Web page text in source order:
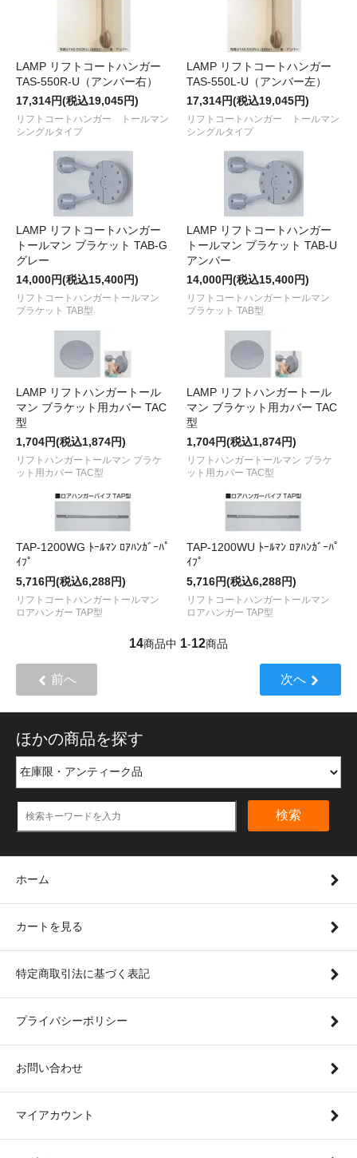
LAMP リフトコートハンガー
TAS-550R-U（アンバー右）
17,314円(税込19,045円)
リフトコートハンガー トールマン
シングルタイプ
LAMP リフトコートハンガー
TAS-550L-U（アンバー左）
17,314円(税込19,045円)
リフトコートハンガー トールマン
シングルタイプ
LAMP リフトコートハンガー
トールマン ブラケット TAB-G
グレー
14,000円(税込15,400円)
リフトコートハンガートールマン
ブラケット TAB型
LAMP リフトコートハンガー
トールマン ブラケット TAB-U
アンバー
14,000円(税込15,400円)
リフトコートハンガートールマン
ブラケット TAB型
LAMP リフトハンガートール
マン ブラケット用カバー TAC
型
1,704円(税込1,874円)
リフトハンガートールマン ブラケ
ット用カバー TAC型
LAMP リフトハンガートール
マン ブラケット用カバー TAC
型
1,704円(税込1,874円)
リフトハンガートールマン ブラケ
ット用カバー TAC型
TAP-1200WG ﾄｰﾙﾏﾝ ﾛｱﾊﾝｶﾞｰﾊﾟ
ｲﾌﾟ
5,716円(税込6,288円)
リフトコートハンガートールマン
ロアハンガー TAP型
TAP-1200WU ﾄｰﾙﾏﾝ ﾛｱﾊﾝｶﾞｰﾊﾟ
ｲﾌﾟ
5,716円(税込6,288円)
リフトコートハンガートールマン
ロアハンガー TAP型
14商品中 1-12商品
前へ 次へ
ほかの商品を探す
検索
ホーム
カートを見る
特定商取引法に基づく表記
プライバシーポリシー
お問い合わせ
マイアカウント